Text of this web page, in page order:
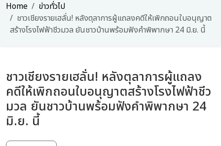
Home
ข่าวทั่วไป
ชาวเชียงรายเฮลั่น! หลังตุลาการผู้แถลงคดีให้เพิกถอนใบอนุญาต
สร้างโรงไฟฟ้าชีวมวล ยันชาวบ้านพร้อมฟังคำพิพากษา 24 มิ.ย. นี้
ชาวเชียงรายเฮลั่น! หลังตุลาการผู้แถลง
คดีให้เพิกถอนใบอนุญาตสร้างโรงไฟฟ้าชีว
มวล ยันชาวบ้านพร้อมฟังคำพิพากษา 24
มิ.ย. นี้